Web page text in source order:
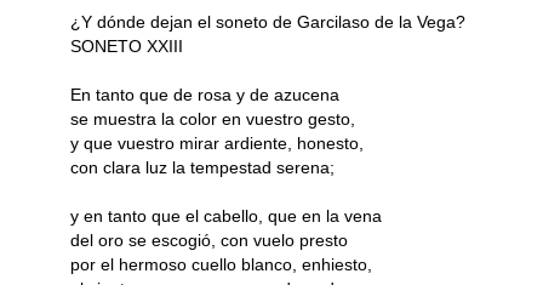
¿Y dónde dejan el soneto de Garcilaso de la Vega?
SONETO XXIII
En tanto que de rosa y de azucena
se muestra la color en vuestro gesto,
y que vuestro mirar ardiente, honesto,
con clara luz la tempestad serena;
y en tanto que el cabello, que en la vena
del oro se escogió, con vuelo presto
por el hermoso cuello blanco, enhiesto,